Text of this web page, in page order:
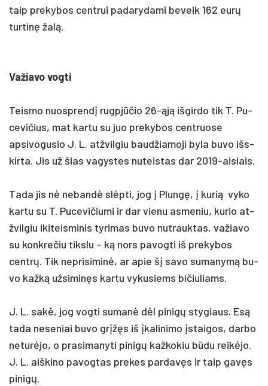
taip pre­ky­bos cent­rui pa­da­ry­da­mi be­veik 162 eurų
tur­tinę žalą.
Va­žia­vo vog­ti
Teis­mo nuo­sprendį rugpjū­čio 26-ąją iš­gir­do tik T. Pu­
ce­vi­čius, mat kar­tu su juo pre­ky­bos cent­ruo­se
apsivogusio J. L. at­žvil­giu baud­žia­mo­ji by­la bu­vo išs­
kir­ta. Jis už šias va­gys­tes nu­teis­tas dar 2019-ai­siais.
Ta­da jis nė ne­bandė slėpti, jog į Plungę, į ku­rią vy­ko
kar­tu su T. Pu­ce­vi­čiu­mi ir dar vie­nu as­me­niu, ku­rio at­
žvil­giu iki­teis­mi­nis ty­ri­mas bu­vo nu­trauk­tas, va­žia­vo
su konk­re­čiu tiks­lu – ką nors pa­vog­ti iš pre­ky­bos
centrų. Tik ne­pri­si­minė, ar apie šį sa­vo su­ma­nymą bu­
vo kažką už­si­minęs kar­tu vy­ku­siems bi­čiu­liams.
J. L. sakė, jog vog­ti su­manė dėl pi­nigų sty­giaus. Esą
ta­da ne­se­niai bu­vo grįžęs iš įka­li­ni­mo įstai­gos, dar­bo
ne­turė­jo, o pra­si­ma­ny­ti pi­nigų kaž­ko­kiu būdu reikė­jo.
J. L. aiš­ki­no pa­vog­tas pre­kes par­davęs ir taip gavęs
pi­nigų.